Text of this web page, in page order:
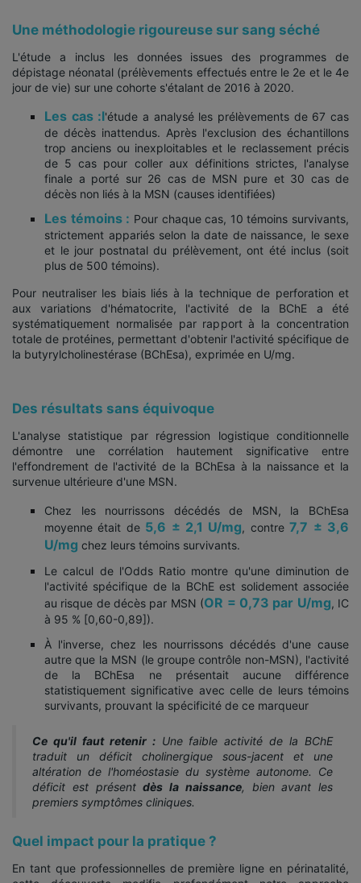
Une méthodologie rigoureuse sur sang séché
L'étude a inclus les données issues des programmes de
dépistage néonatal (prélèvements effectués entre le 2e et le 4e
jour de vie) sur une cohorte s'étalant de 2016 à 2020.
Les cas :l'étude a analysé les prélèvements de 67 cas
de décès inattendus. Après l'exclusion des échantillons
trop anciens ou inexploitables et le reclassement précis
de 5 cas pour coller aux définitions strictes, l'analyse
finale a porté sur 26 cas de MSN pure et 30 cas de
décès non liés à la MSN (causes identifiées)
Les témoins : Pour chaque cas, 10 témoins survivants,
strictement appariés selon la date de naissance, le sexe
et le jour postnatal du prélèvement, ont été inclus (soit
plus de 500 témoins).
Pour neutraliser les biais liés à la technique de perforation et
aux variations d'hématocrite, l'activité de la BChE a été
systématiquement normalisée par rapport à la concentration
totale de protéines, permettant d'obtenir l'activité spécifique de
la butyrylcholinestérase (BChEsa), exprimée en U/mg.
Des résultats sans équivoque
L'analyse statistique par régression logistique conditionnelle
démontre une corrélation hautement significative entre
l'effondrement de l'activité de la BChEsa à la naissance et la
survenue ultérieure d'une MSN.
Chez les nourrissons décédés de MSN, la BChEsa
moyenne était de 5,6 ± 2,1 U/mg, contre7,7 ± 3,6
U/mg chez leurs témoins survivants.
Le calcul de l'Odds Ratio montre qu'une diminution de
l'activité spécifique de la BChE est solidement associée
au risque de décès par MSN (OR = 0,73 par U/mg, IC
à 95 % [0,60-0,89]).
À l'inverse, chez les nourrissons décédés d'une cause
autre que la MSN (le groupe contrôle non-MSN), l'activité
de la BChEsa ne présentait aucune différence
statistiquement significative avec celle de leurs témoins
survivants, prouvant la spécificité de ce marqueur
Ce qu'il faut retenir :Une faible activité de la BChE
traduit un déficit cholinergique sous-jacent et une
altération de l'homéostasie du système autonome. Ce
déficit est présentdès la naissance, bien avant les
premiers symptômes cliniques.
Quel impact pour la pratique ?
En tant que professionnelles de première ligne en périnatalité,